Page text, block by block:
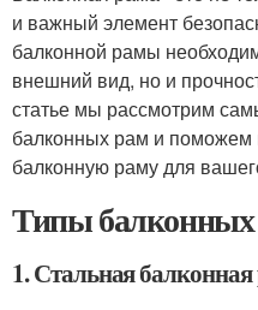
и важный элемент
балконной рамы
внешний вид, но и
статье мы рассмотрим
балконных рам и
балконную раму для
Типы
1. Стальная